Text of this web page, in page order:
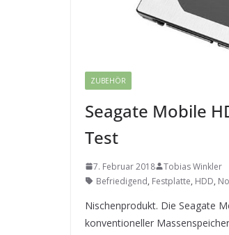
ZUBEHÖR
Seagate Mobile
Test
7. Februar 2018
Tobias Winkler
Befriedigend, Festplatte, HDD,
Nischenprodukt. Die Seagate
konventioneller